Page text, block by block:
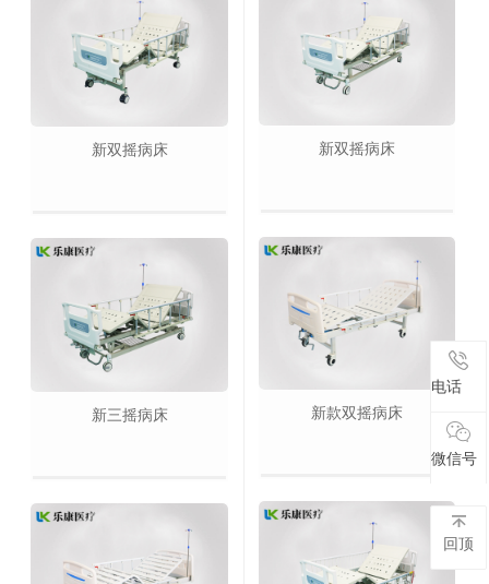
电话
微信号
新双摇病床
新三摇病床
新双摇病床
新款双摇病床
电话
微信号
回顶